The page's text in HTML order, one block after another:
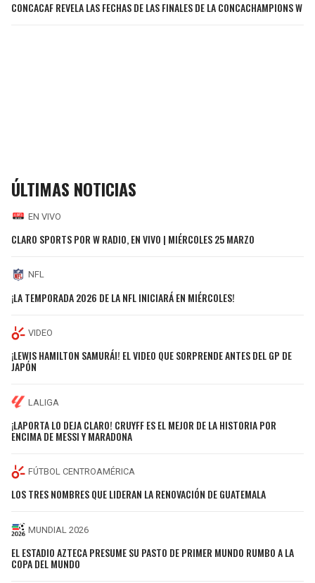
CONCACAF REVELA LAS FECHAS DE LAS FINALES DE LA CONCACHAMPIONS W
ÚLTIMAS NOTICIAS
EN VIVO
CLARO SPORTS POR W RADIO, EN VIVO | MIÉRCOLES 25 MARZO
NFL
¡LA TEMPORADA 2026 DE LA NFL INICIARÁ EN MIÉRCOLES!
VIDEO
¡LEWIS HAMILTON SAMURÁI! EL VIDEO QUE SORPRENDE ANTES DEL GP DE
JAPÓN
LALIGA
¡LAPORTA LO DEJA CLARO! CRUYFF ES EL MEJOR DE LA HISTORIA POR
ENCIMA DE MESSI Y MARADONA
FÚTBOL CENTROAMÉRICA
LOS TRES NOMBRES QUE LIDERAN LA RENOVACIÓN DE GUATEMALA
MUNDIAL 2026
EL ESTADIO AZTECA PRESUME SU PASTO DE PRIMER MUNDO RUMBO A LA
COPA DEL MUNDO